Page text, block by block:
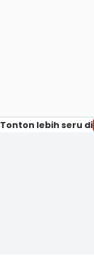
Tonton lebih seru di